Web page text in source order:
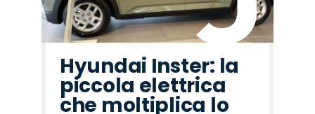
Hyundai Inster: la
piccola elettrica
che moltiplica lo